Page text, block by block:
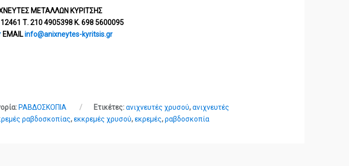
ΜΕΤΑΛΛΩΝ ΚΥΡΙΤΣΗΣ
Τ. 210 4905398 Κ. 698 5600095
EMAILinfo@anixneytes-kyritsis.gr
ΡΑΒΔΟΣΚΟΠΙΑ Ετικέτες:ανιχνευτές χρυσού,ανιχνευτές
ραβδοσκοπίας,εκκρεμές χρυσού,εκρεμές,ραβδοσκοπία